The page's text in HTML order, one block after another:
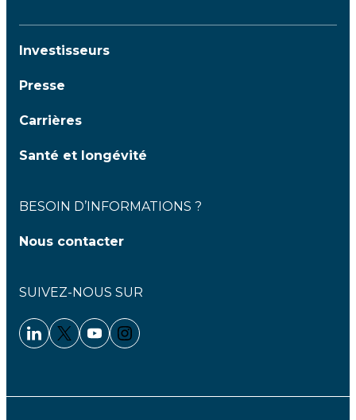
Investisseurs
Presse
Carrières
Santé et longévité
BESOIN D’INFORMATIONS ?
Nous contacter
SUIVEZ-NOUS SUR
Linkedin - Clariane
Twitter - Clariane
Youtube - Clariane
Instagram - Clariane